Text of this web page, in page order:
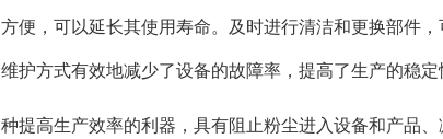
便，可以延长其使用寿命。及时进行清洁和更换部件
护方式有效地减少了设备的故障率，提高了生产的稳定
提高生产效率的利器，具有阻止粉尘进入设备和产品